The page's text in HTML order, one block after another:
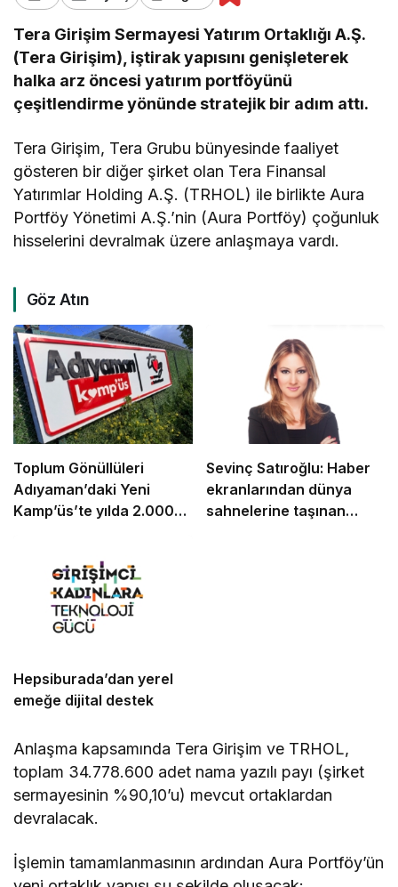
Tera Girişim Sermayesi Yatırım Ortaklığı A.Ş.
(Tera Girişim), iştirak yapısını genişleterek
halka arz öncesi yatırım portföyünü
çeşitlendirme yönünde stratejik bir adım attı.
Tera Girişim, Tera Grubu bünyesinde faaliyet
gösteren bir diğer şirket olan Tera Finansal
Yatırımlar Holding A.Ş. (TRHOL) ile birlikte Aura
Portföy Yönetimi A.Ş.’nin (Aura Portföy) çoğunluk
hisselerini devralmak üzere anlaşmaya vardı.
Göz Atın
Toplum Gönüllüleri
Adıyaman’daki Yeni
Kamp’üs’te yılda 2.000
Sevinç Satıroğlu: Haber
ekranlarından dünya
sahnelerine taşınan
Hepsiburada’dan yerel
emeğe dijital destek
Anlaşma kapsamında Tera Girişim ve TRHOL,
toplam 34.778.600 adet nama yazılı payı (şirket
sermayesinin %90,10’u) mevcut ortaklardan
devralacak.
İşlemin tamamlanmasının ardından Aura Portföy’ün